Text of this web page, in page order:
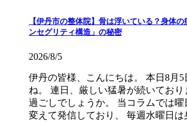
【伊丹市の整体院】骨は浮いている？身体
ンセグリティ構造」の秘密
2026/8/5
伊丹の皆様、こんにちは。 本日8月
ね。 連日、厳しい猛暑が続いてお
過ごしでしょうか。 当コラムでは
変えて発信しており、 毎週水曜日